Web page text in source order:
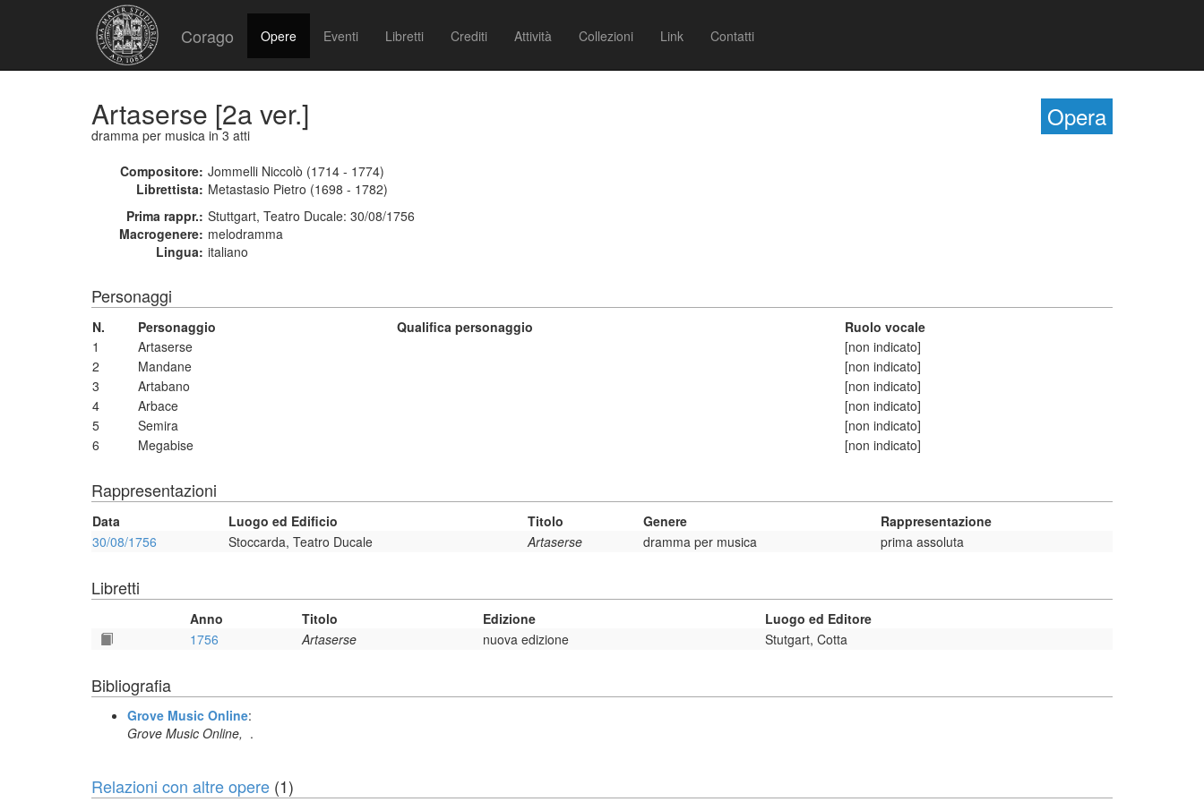
Corago Opere Eventi Libretti Crediti Attività Collezioni Link Contatti
Opera
Artaserse [2a ver.]
dramma per musica in 3 atti
Compositore: Jommelli Niccolò (1714 - 1774)
Librettista: Metastasio Pietro (1698 - 1782)
Prima rappr.: Stuttgart, Teatro Ducale: 30/08/1756
Macrogenere: melodramma
Lingua: italiano
Personaggi
N. Personaggio Qualifica personaggio
Ruolo vocale
1
Artaserse
[non indicato]
2
Mandane
[non indicato]
3
Artabano
[non indicato]
4
Arbace
[non indicato]
5
Semira
[non indicato]
6
Megabise [non indicato]
Rappresentazioni
Data Luogo ed Edificio Titolo Genere
Rappresentazione
30/08/1756
Stoccarda, Teatro Ducale Artaserse dramma per musica prima assoluta
Libretti
Anno Titolo Edizione
Luogo ed Editore
1756
Artaserse nuova edizione Stutgart, Cotta
Bibliografia
Grove Music Online:
Grove Music Online, .
Relazioni con altre opere (1)